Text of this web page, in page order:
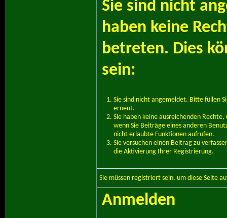
Sie sind nicht
haben keine
betreten. Dies
sein:
Sie sind nicht angemeldet. Bitte füllen
erneut.
Sie haben keine ausreichenden
wenn Sie Beiträge eines anderen
nicht erlaubte Funktionen aufrufen.
Sie versuchen einen Beitrag zu
die Aktivierung Ihrer Registrierung.
Sie müssen registriert sein, um diese Seite
Anmelden